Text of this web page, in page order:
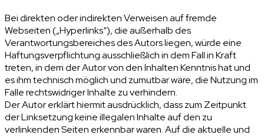
Bei direkten oder indirekten Verweisen auf fremde
Webseiten („Hyperlinks“), die außerhalb des
Verantwortungsbereiches des Autors liegen, würde eine
Haftungsverpflichtung ausschließlich in dem Fall in Kraft
treten, in dem der Autor von den Inhalten Kenntnis hat und
es ihm technisch möglich und zumutbar wäre, die Nutzung im
Falle rechtswidriger Inhalte zu verhindern.
Der Autor erklärt hiermit ausdrücklich, dass zum Zeitpunkt
der Linksetzung keine illegalen Inhalte auf den zu
verlinkenden Seiten erkennbar waren. Auf die aktuelle und